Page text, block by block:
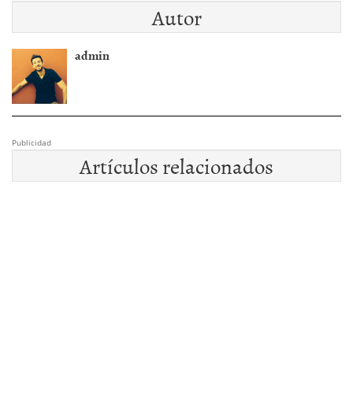
Autor
admin
Publicidad
Artículos relacionados